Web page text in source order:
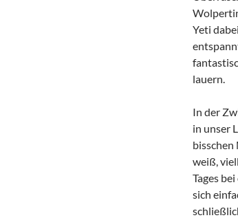
Yeti
lauern.
In der
in unser
bisschen
weiß,
Tages
sich